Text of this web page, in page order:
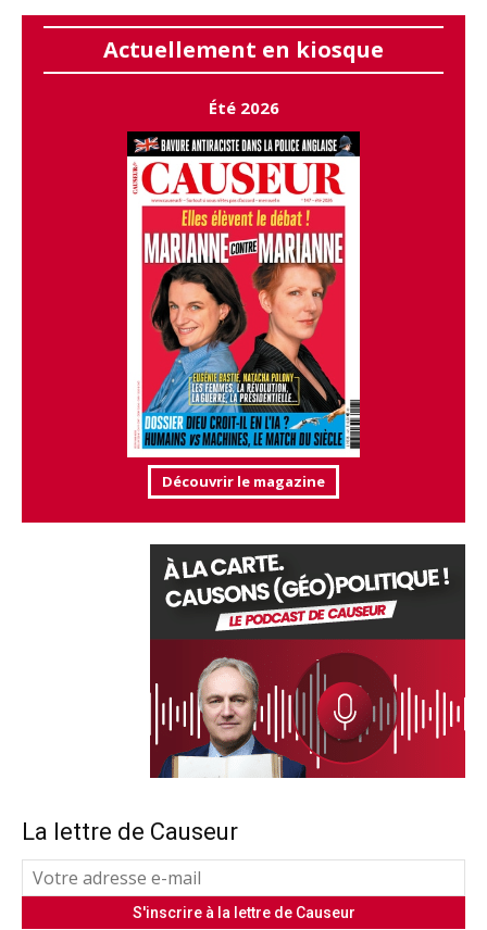
Actuellement en kiosque
Été 2026
Découvrir le magazine
La lettre de Causeur